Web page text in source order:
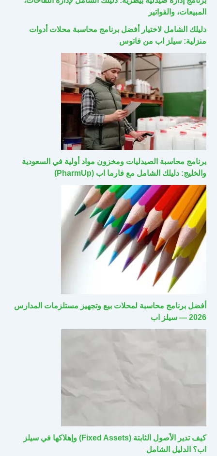
المبيعات، والفواتير
دليلك الشامل لاختيار أفضل برنامج محاسبة محلات أدوات
منزلية: سيلز اب من فاتوس
برنامج محاسبة الصيدليات ومخزون مواد أولية في السعودية
والخليج: دليلك الشامل مع فارما اب (PharmUp)
أفضل برنامج محاسبة لمحلات بيع وتجهيز مستلزمات المدارس
2026 — سيلز اب
كيف تدير الأصول الثابتة (Fixed Assets) وإهلاكها في سيلز
اب؟ الدليل الشامل